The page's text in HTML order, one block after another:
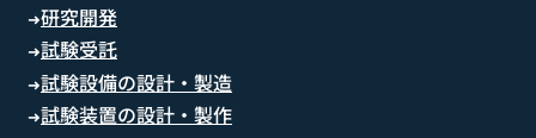
➜研究開発
➜試験受託
➜試験設備の設計・製造
➜試験装置の設計・製作